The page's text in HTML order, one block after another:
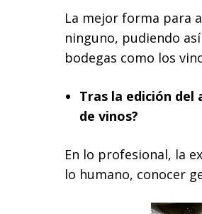
La mejor forma para
ninguno, pudiendo
bodegas como los
Tras la edición del
de vinos?
En lo profesional, la
lo humano, conocer